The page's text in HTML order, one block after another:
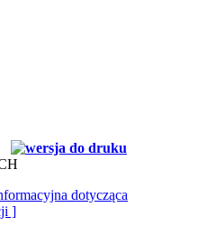
dotycząca
]